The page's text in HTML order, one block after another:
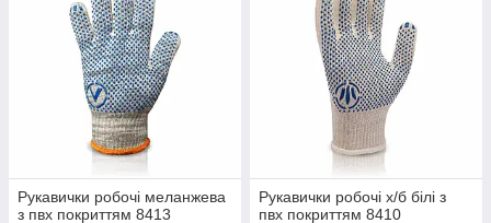
Рукавички робочі меланжева
з пвх покриттям 8413
Рукавички робочі х/б білі з
пвх покриттям 8410